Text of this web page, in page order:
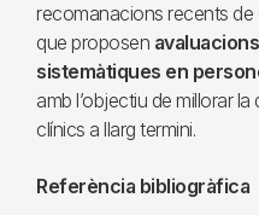
recomanacions recents
que proposen
sistemàtiques en
amb l’objectiu de millorar
clínics a llarg termini.
Referència bibliogràfica